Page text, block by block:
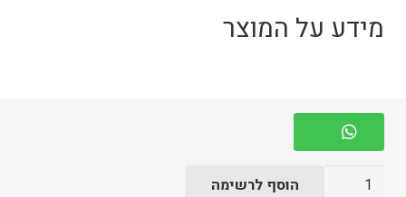
מידע על המוצר
כמות
הוסף לרשימה